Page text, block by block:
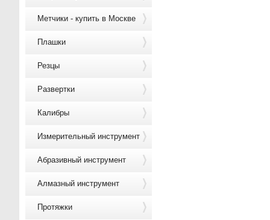
Метчики - купить в Москве
Плашки
Резцы
Развертки
Калибры
Измерительный инструмент
Абразивный инструмент
Алмазный инструмент
Протяжки